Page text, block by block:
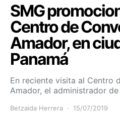
SMG
Centro de
Amador, en
Panamá
En reciente visita al Centro
Amador, el administrador
Betzaida Herrera 15/07/2019